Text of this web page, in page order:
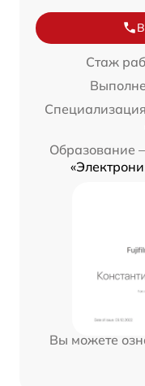
Стаж
Образование –
Вы можете